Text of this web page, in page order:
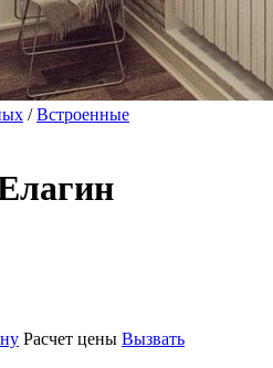
/Встроенные
Расчет цены Вызвать